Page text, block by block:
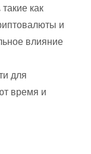
как
и
влияние
для
время и